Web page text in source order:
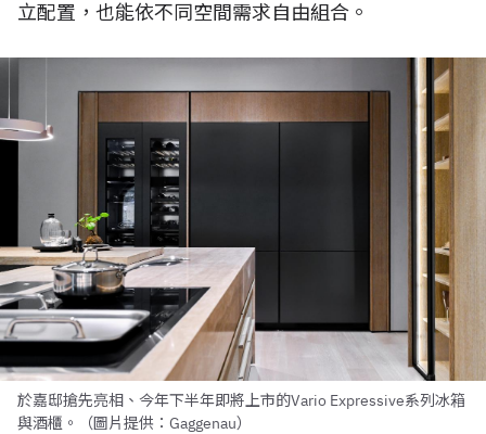
立配置，也能依不同空間需求自由組合。
於嘉邸搶先亮相、今年下半年即將上市的Vario Expressive系列冰箱
與酒櫃。（圖片提供：Gaggenau）